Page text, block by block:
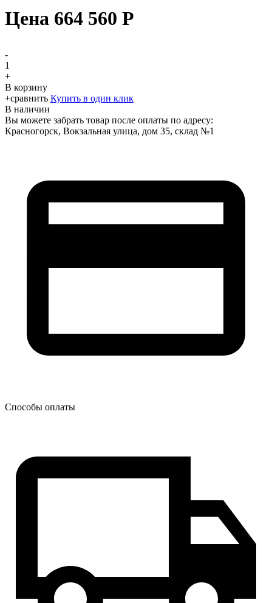
Цена 664 560 Р
-
1
+
В корзину
+сравнить Купить в один клик
В наличии
Вы можете забрать товар после оплаты по адресу:
Красногорск, Вокзальная улица, дом 35, склад №1
Способы оплаты